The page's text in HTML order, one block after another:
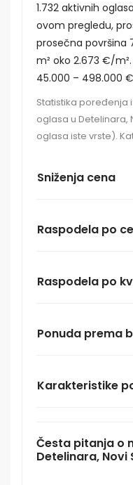
1.732 aktivnih
ovom pregledu,
prosečna površina
m² oko 2.673 €/
45.000 – 498.000
Statistika poređenja
oglasa u Detelinara,
oglasa iste vrste).
Sniženja cena
Raspodela po
Raspodela po
Ponuda prema
Karakteristike
Česta pitanja o
Detelinara, Novi